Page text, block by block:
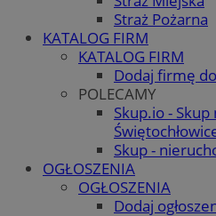
Straż Pożarna
KATALOG FIRM
KATALOG FIRM
Dodaj firmę
POLECAMY
Skup.io -
Skup -
OGŁOSZENIA
OGŁOSZENIA
Dodaj